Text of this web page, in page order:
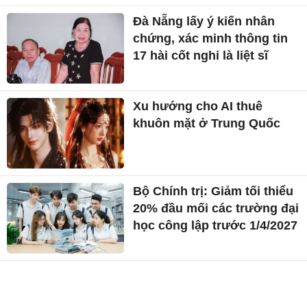
Đà Nẵng lấy ý kiến nhân
chứng, xác minh thông tin
17 hài cốt nghi là liệt sĩ
Xu hướng cho AI thuê
khuôn mặt ở Trung Quốc
Bộ Chính trị: Giảm tối thiểu
20% đầu mối các trường đại
học công lập trước 1/4/2027